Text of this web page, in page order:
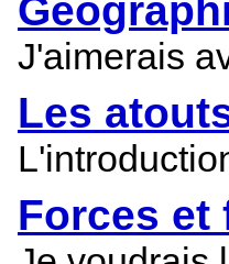
J'aimerais
Les
Forces